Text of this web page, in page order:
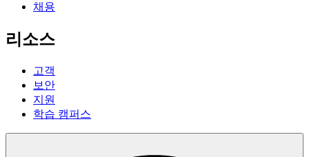
채용
리소스
고객
보안
지원
학습 캠퍼스